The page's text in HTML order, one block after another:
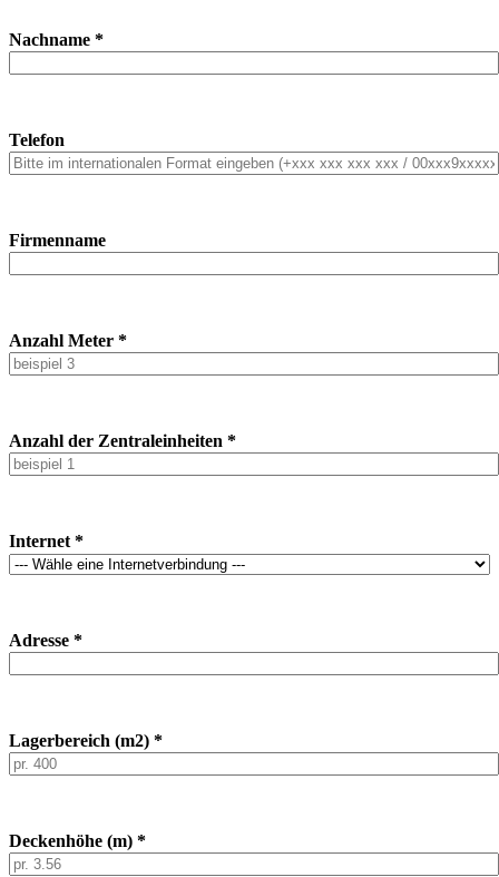
Nachname *
Telefon
Firmenname
Anzahl Meter *
Anzahl der Zentraleinheiten *
Internet *
Adresse *
Lagerbereich (m2) *
Deckenhöhe (m) *